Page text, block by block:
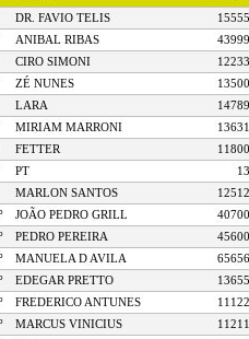
DR. FAVIO TELIS
ANIBAL RIBAS
CIRO SIMONI
ZÉ NUNES
LARA
MIRIAM MARRONI
FETTER
PT
MARLON SANTOS
JOÃO PEDRO GRILL
PEDRO PEREIRA
MANUELA D AVILA
EDEGAR PRETTO
FREDERICO ANTUNES
MARCUS VINICIUS